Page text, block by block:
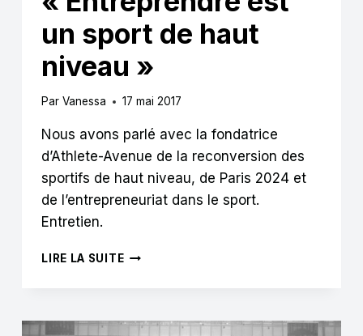
un sport de haut
niveau »
Par Vanessa 17 mai 2017
Nous avons parlé avec la fondatrice
d’Athlete-Avenue de la reconversion des
sportifs de haut niveau, de Paris 2024 et
de l’entrepreneuriat dans le sport.
Entretien.
LIRE LA SUITE« ENTREPRENDRE
DE